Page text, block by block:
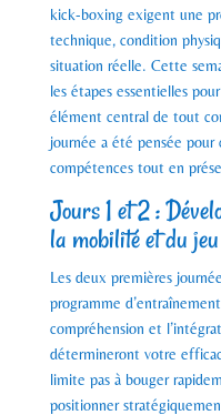
kick-boxing exigent une
technique, condition
situation réelle. Cette
les étapes essentielles
élément central de tout
journée a été pensée pour
compétences tout en
Jours 1 et 2 :
la mobilité et du
Les deux premières
programme
compréhension et
détermineront votre
limite pas à bouger
positionner